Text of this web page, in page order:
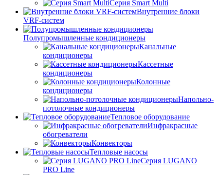
Серия Smart Multi
Внутренние блоки
VRF-систем
Полупромышленные кондиционеры
Канальные
кондиционеры
Кассетные
кондиционеры
Колонные
кондиционеры
Напольно-
потолочные кондиционеры
Тепловое оборудование
Инфракрасные
обогреватели
Конвекторы
Тепловые насосы
Серия LUGANO
PRO Line